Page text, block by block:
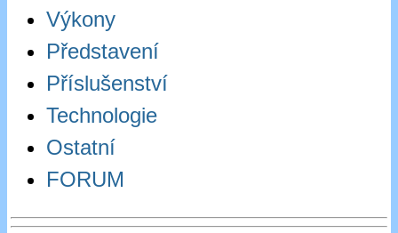
Výkony
Představení
Příslušenství
Technologie
Ostatní
FORUM